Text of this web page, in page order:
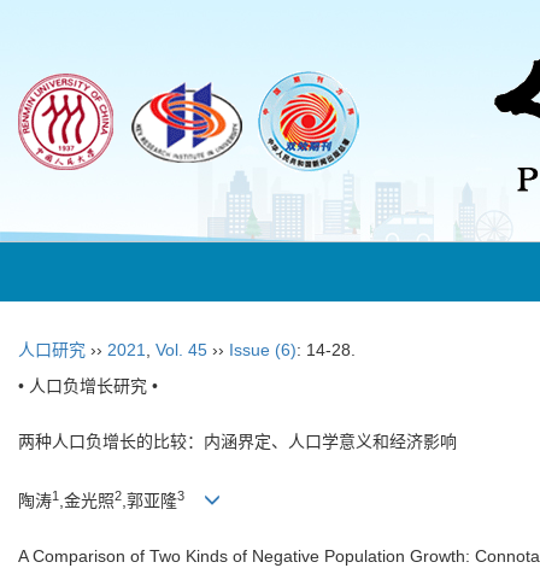
人口研究 ›› 2021 Vol. 45 ›› Issue (6): 14-28.
• 人口负增长研究 •
两种人口负增长的比较：内涵界定、人口学意义和经济影响
陶涛1 ,金光照2,郭亚隆3
A Comparison of Two Kinds of Negative Population Growth: